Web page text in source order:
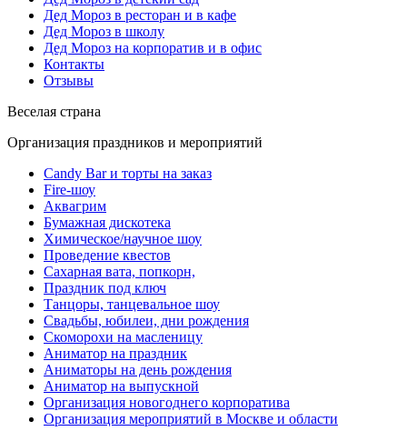
Дед Мороз в ресторан и в кафе
Дед Мороз в школу
Дед Мороз на корпоратив и в офис
Контакты
Отзывы
Веселая страна
Организация праздников и мероприятий
Candy Bar и торты на заказ
Fire-шоу
Аквагрим
Бумажная дискотека
Химическое/научное шоу
Проведение квестов
Сахарная вата, попкорн,
Праздник под ключ
Танцоры, танцевальное шоу
Свадьбы, юбилеи, дни рождения
Скоморохи на масленицу
Аниматор на праздник
Аниматоры на день рождения
Аниматор на выпускной
Организация новогоднего корпоратива
Организация мероприятий в Москве и области